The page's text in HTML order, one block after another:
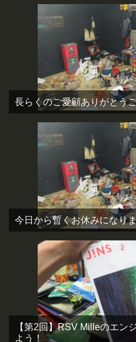
長らくのご愛顧ありがとう
今日から暫くお休みになり
【第2回】RSV Milleのエン
よう！